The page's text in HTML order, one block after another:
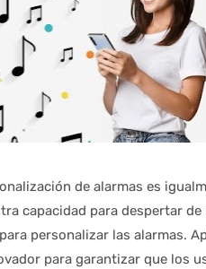
de alarmas es
capacidad para despertar de
personalizar las alarmas.
para garantizar que los